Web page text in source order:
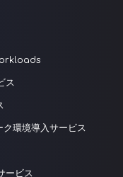
ス
環境導入サービス
ービス